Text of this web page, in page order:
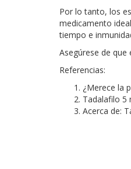
Por lo tanto, los
medicamento
tiempo e
Asegúrese de
Referencias:
¿Merece la
Tadalafilo 5
Acerca de: